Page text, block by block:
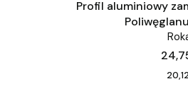
Profil aluminiowy
Cena
Cena